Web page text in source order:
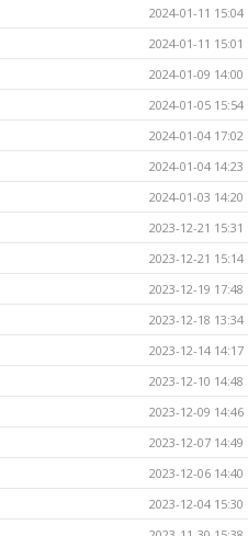
2024-01-11 15:04
2024-01-11 15:01
2024-01-09 14:00
2024-01-05 15:54
2024-01-04 17:02
2024-01-04 14:23
2024-01-03 14:20
2023-12-21 15:31
2023-12-21 15:14
2023-12-19 17:48
2023-12-18 13:34
2023-12-14 14:17
2023-12-10 14:48
2023-12-09 14:46
2023-12-07 14:49
2023-12-06 14:40
2023-12-04 15:30